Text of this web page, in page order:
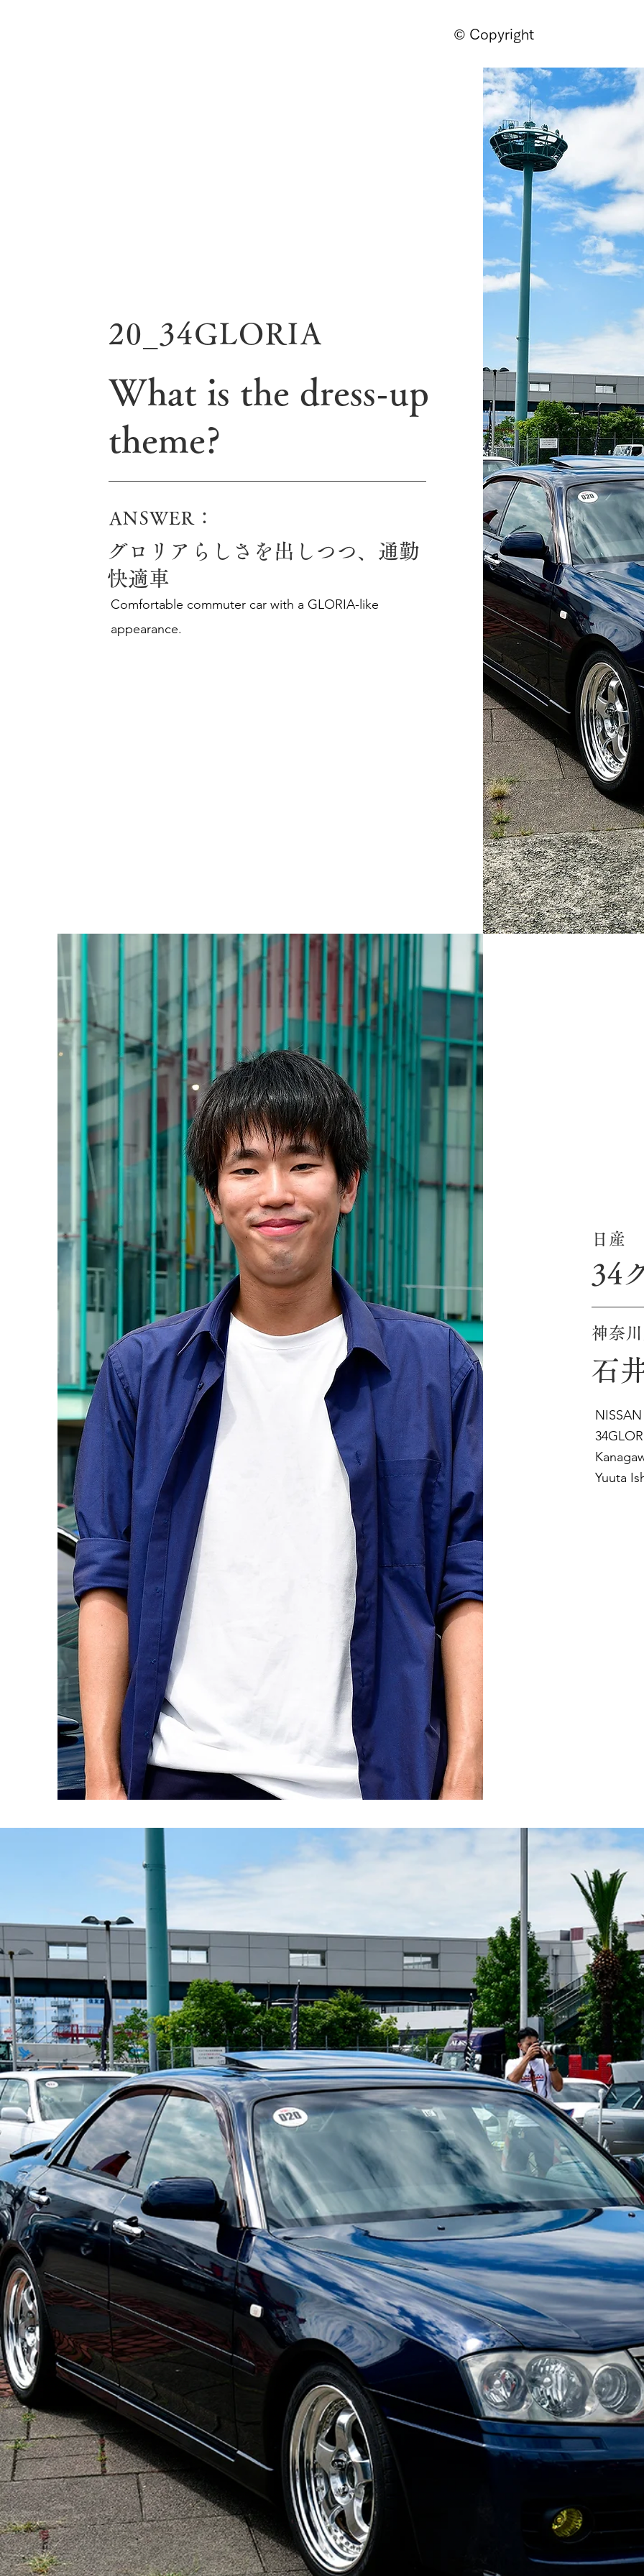
© Copyright
20_34GLORIA
What is the dress-up
theme?
ANSWER：
グロリアらしさを出しつつ、通勤
快適車
Comfortable commuter car with a GLORIA-like
appearance.
日産
34
神奈
石
NISSAN
Yuuta